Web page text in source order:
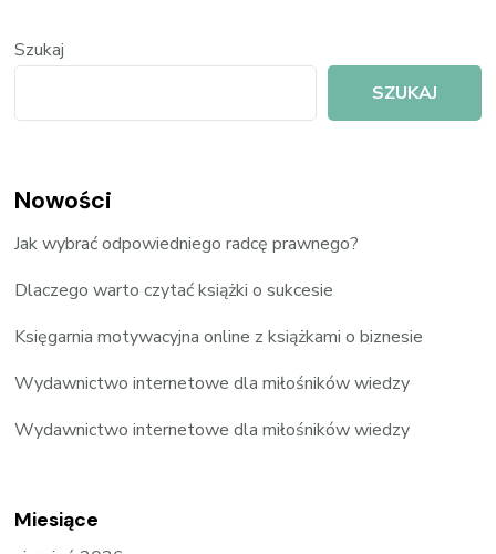
Szukaj
SZUKAJ
Nowości
Jak wybrać odpowiedniego radcę prawnego?
Dlaczego warto czytać książki o sukcesie
Księgarnia motywacyjna online z książkami o biznesie
Wydawnictwo internetowe dla miłośników wiedzy
Wydawnictwo internetowe dla miłośników wiedzy
Miesiące